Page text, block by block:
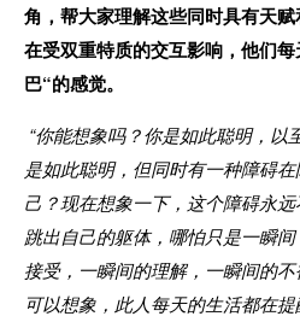
角，帮大家理解这些同时具有天
在受双重特质的交互影响，他们
巴“的感觉。
“你能想象吗？你是如此聪明，以
是如此聪明，但同时有一种障碍
己？现在想象一下，这个障碍永
跳出自己的躯体，哪怕只是一瞬
接受，一瞬间的理解，一瞬间的
可以想象，此人每天的生活都在提